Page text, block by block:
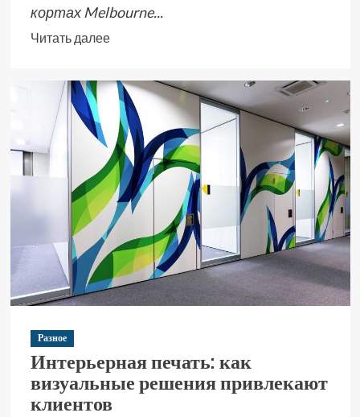
кортах Melbourne...
Читать далее
Разное
Интерьерная печать: как
визуальные решения привлекают
клиентов